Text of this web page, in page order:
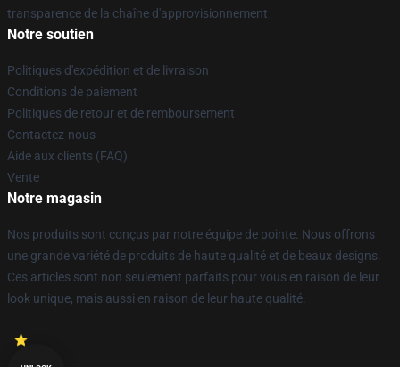
transparence de la chaîne d'approvisionnement
Notre soutien
Politiques d'expédition et de livraison
Conditions de paiement
Politiques de retour et de remboursement
Contactez-nous
Aide aux clients (FAQ)
Vente
Notre magasin
Nos produits sont conçus par notre équipe de pointe. Nous offrons
une grande variété de produits de haute qualité et de beaux designs.
Ces articles sont non seulement parfaits pour vous en raison de leur
look unique, mais aussi en raison de leur haute qualité.